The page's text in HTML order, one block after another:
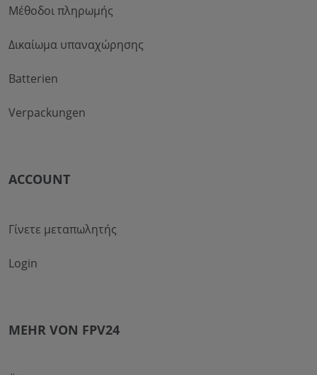
Μέθοδοι πληρωμής
Δικαίωμα υπαναχώρησης
Batterien
Verpackungen
ACCOUNT
Γίνετε μεταπωλητής
Login
MEHR VON FPV24